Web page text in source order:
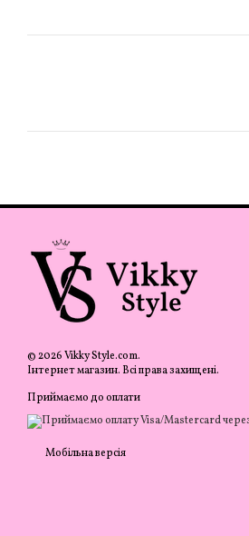
© 2026 Vikky Style.com.
Інтернет магазин. Всі права захищені.
Приймаємо до оплати
Мобільна версія